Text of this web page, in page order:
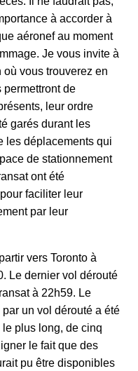
à accorder à
aéronef au moment
Je vous invite à
vous trouverez en
de
leur ordre
garés durant les
les déplacements qui
de stationnement
ont été
faciliter leur
par leur
vers Toronto à
Le dernier vol dérouté
à 22h59. Le
un vol dérouté a été
plus long, de cinq
le fait que des
pu être disponibles